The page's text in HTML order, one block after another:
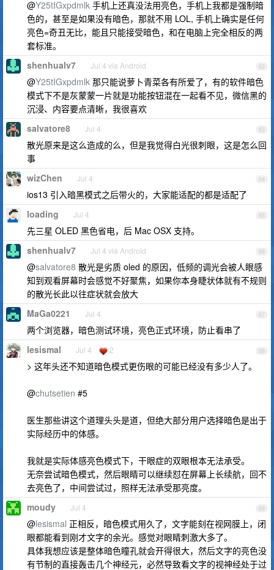
@Y25tIGxpdmlk 手机上还真没法用亮色，手机上我都是强制暗
色的，甚至是如果没有暗色，那就不用 LOL, 手机上确实是任何
亮色=奇丑无比，能且只能接受暗色，和在电脑上完全相反的两
套标准。
62
shenhualv7 Jul 4 via Android
@Y25tIGxpdmlk 那只能说萝卜青菜各有所爱了，有的软件暗色
模式下不是灰蒙蒙一片就是功能按钮混在一起看不见，微信黑的
沉浸、内容要点清晰，我很喜欢
63
salvatore8 Jul 4
散光原来是这么造成的么，但是我觉得白光很刺眼，这是怎么回
事
64
wizChen Jul 4
ios13 引入暗黑模式之后带火的，大家能适配的都是适配了
65
loading Jul 4
先三星 OLED 黑色省电，后 Mac OSX 支持。
66
shenhualv7 Jul 4 via Android
@salvatore8 散光是劣质 oled 的原因，低频的调光会被人眼感
知到观看屏幕时会感觉不好聚焦，如果你本身睫状体就有不规则
的散光长此以往症状就会放大
67
MaGa0221 Jul 4
两个浏览器，暗色测试环境，亮色正式环境，防止看串了
68
lesismal Jul 4 2
> 这年头还不知道暗色模式更伤眼的可能已经没有多少人了。
@chutsetien #5
医生那些讲这个道理头头是道，但绝大部分用户选择暗色是出于
实际经历中的体感。
我就是实际体感亮色模式下，干眼症的双眼根本无法承受。
无奈尝试暗色模式，然后眼睛可以继续怼在屏幕上长续航，回不
去亮色了，中间尝试过，照样无法承受那亮度。
69
moudy Jul 4
@lesismal 正相反，暗色模式用久了，文字能刻在视网膜上，闭
眼都能看到刚才文字的余光。感觉对眼睛刺激大多了。
具体我想应该是整体暗色瞳孔就会开得很大，然后文字的亮色没
有节制的直接轰击几个神经元，必然导致看文字的视神经处于过